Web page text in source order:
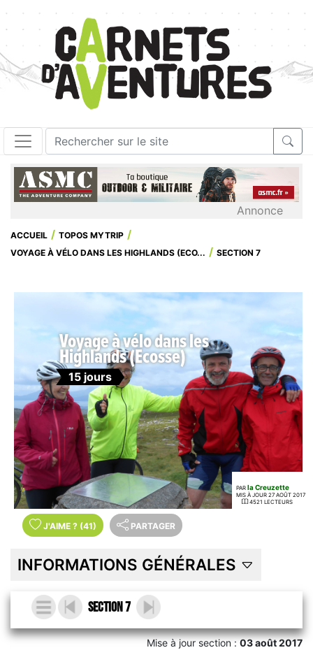
Annonce
ACCUEIL
TOPOS MYTRIP
VOYAGE À VÉLO DANS LES HIGHLANDS (ECO...
SECTION 7
Voyage à vélo dans les
Highlands (Ecosse)
15 jours
PAR la Creuzette
MIS À JOUR 27 AOÛT 2017
4521 LECTEURS
J'AIME ? (41) PARTAGER
INFORMATIONS GÉNÉRALES
Section 7
Mise à jour section :03 août 2017